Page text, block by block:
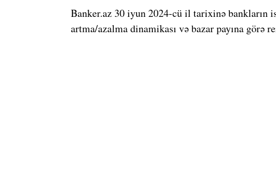
Banker.az 30 iyun 2024-cü il tarixinə
artma/azalma dinamikası və bazar payına görə